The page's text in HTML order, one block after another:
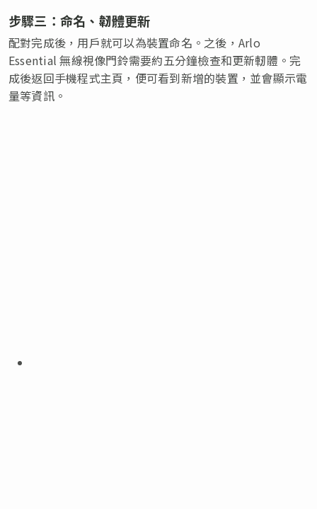
步驟三：命名、韌體更新
配對完成後，用戶就可以為裝置命名。之後，Arlo
Essential 無線視像門鈴需要約五分鐘檢查和更新軔體。完
成後返回手機程式主頁，便可看到新增的裝置，並會顯示電
量等資訊。